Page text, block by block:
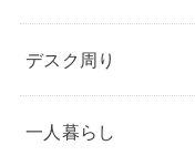
デスク周り
一人暮らし